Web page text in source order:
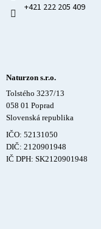
+421 222 205 409
Naturzon s.r.o.
Tolstého 3237/13
058 01 Poprad
Slovenská republika
IČO: 52131050
DIČ: 2120901948
IČ DPH: SK2120901948